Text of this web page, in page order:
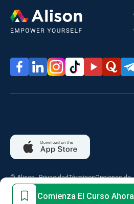
Comienza El Curso Ahora
© Alison
2026
PrivacidadTérminosOpciones de